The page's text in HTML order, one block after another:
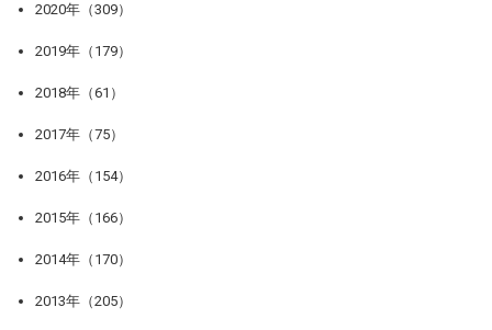
2020年（309）
2019年（179）
2018年（61）
2017年（75）
2016年（154）
2015年（166）
2014年（170）
2013年（205）